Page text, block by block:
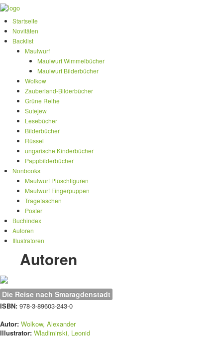
Startseite
Novitäten
Backlist
Maulwurf
Maulwurf Wimmelbücher
Maulwurf Bilderbücher
Wolkow
Zauberland-Bilderbücher
Grüne Reihe
Sutejew
Lesebücher
Bilderbücher
Rüssel
ungarische Kinderbücher
Pappbilderbücher
Nonbooks
Maulwurf Plüschfiguren
Maulwurf Fingerpuppen
Tragetaschen
Poster
Buchindex
Autoren
Illustratoren
Autoren
Die Reise nach Smaragdenstadt
ISBN: 978-3-89603-243-0
Autor: Wolkow, Alexander
Illustrator: Wladimirski, Leonid